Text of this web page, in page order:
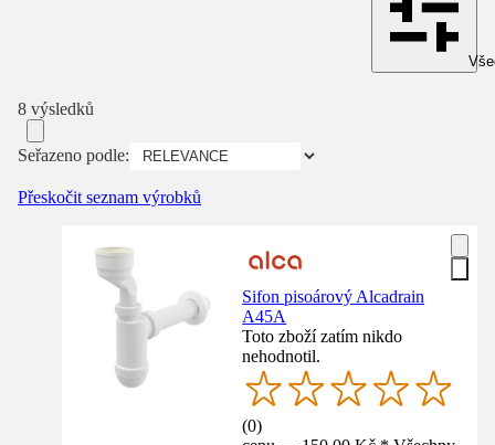
8 výsledků
Seřazeno podle:
Přeskočit seznam výrobků
Sifon pisoárový Alcadrain
A45A
Toto zboží zatím nikdo
nehodnotil.
(0)